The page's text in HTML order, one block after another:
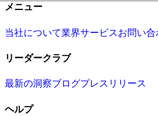
メニュー
当社について業界サービスお問い
リーダークラブ
最新の洞察ブログプレスリリース
ヘルプ